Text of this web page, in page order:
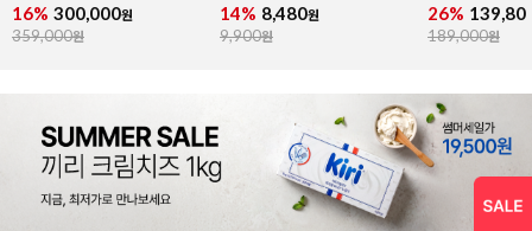
26% 139,800원
189,000원
21% 6,990원
8,900원
26% 95,920
130,000원